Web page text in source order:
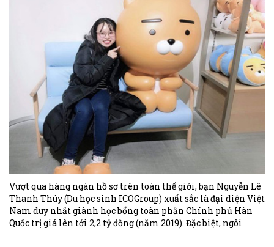
Vượt qua hàng ngàn hồ sơ trên toàn thế giới, bạn Nguyễn Lê
Thanh Thúy (Du học sinh ICOGroup) xuất sắc là đại diện Việt
Nam duy nhất giành học bổng toàn phần Chính phủ Hàn
Quốc trị giá lên tới 2,2 tỷ đồng (năm 2019). Đặc biệt, ngôi